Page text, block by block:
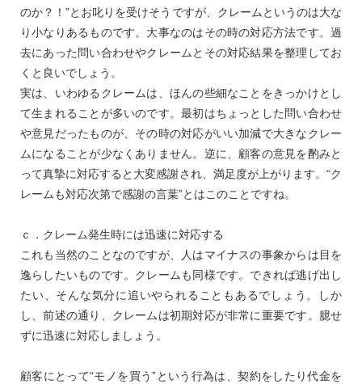
のか？！”とお叱りを受けそうですが、クレームというのは大な
り小なりあるものです。大事なのはその時の対応方法です。過
去にあった問い合わせやクレームとその対応結果を整理してお
くと良いでしょう。
実は、いわゆるクレームは、ほんの些細なことをきっかけとし
て生まれることが多いのです。最初はちょっとした問い合わせ
や意見だったものが、その時の対応がいい加減で大きなクレー
ムになることが少なくありません。逆に、顧客の意見を酌みと
って真摯に対応すると大変感謝され、満足度が上がります。“ク
レームも対応次第で感謝の言葉”とはこのことですね。
ｃ．クレーム発生時には迅速に対応する
これも当然のことなのですが、人はマイナスの事象からは目を
逸らしたいものです。クレームも同様です。できれば逃げ出し
たい、そんな気分に追いやられることもあるでしょう。しか
し、前述の通り、クレームは初期対応が非常に重要です。臆せ
ずに迅速に対応しましょう。
顧客にとって“モノを買う”という行為は、契約をしたり代金を